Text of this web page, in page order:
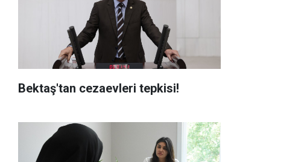
Bektaş'tan cezaevleri tepkisi!